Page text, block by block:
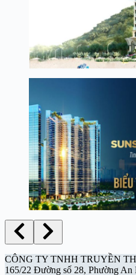
CÔNG TY TNHH TRUYỀN
165/22 Đường số 28, Phường